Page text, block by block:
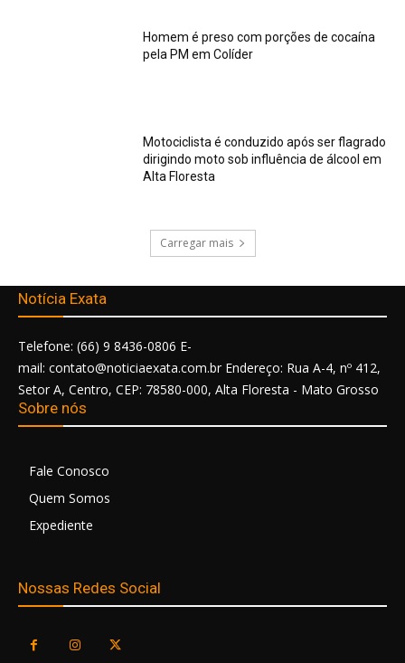
Homem é preso com porções de cocaína
pela PM em Colíder
Motociclista é conduzido após ser flagrado
dirigindo moto sob influência de álcool em
Alta Floresta
Carregar mais
Notícia Exata
Telefone: (66) 9 8436-0806 E-
mail: contato@noticiaexata.com.br Endereço: Rua A-4, nº 412,
Setor A, Centro, CEP: 78580-000, Alta Floresta - Mato Grosso
Sobre nós
Fale Conosco
Quem Somos
Expediente
Nossas Redes Social